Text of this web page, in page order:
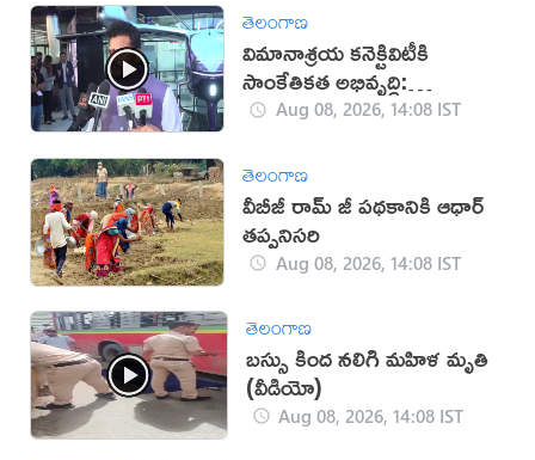
తెలంగాణ
విమానాశ్రయ కనెక్టివిటీకి
సాంకేతికత అభివృద్ధి:
రామ్మోహన్ నాయుడు
Aug 08, 2026, 14:08 IST
తెలంగాణ
వీబీజీ రామ్ జీ పథకానికి ఆధార్
తప్పనిసరి
Aug 08, 2026, 14:08 IST
తెలంగాణ
బస్సు కింద నలిగి మహిళ మృతి
(వీడియో)
Aug 08, 2026, 14:08 IST